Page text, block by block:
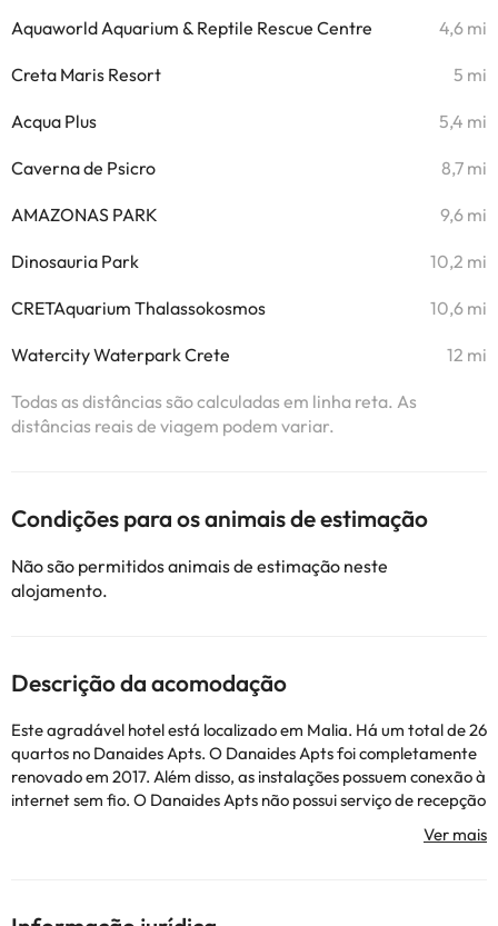
Aquaworld Aquarium & Reptile Rescue Centre 4,6 mi
Creta Maris Resort 5 mi
Acqua Plus 5,4 mi
Caverna de Psicro 8,7 mi
AMAZONAS PARK 9,6 mi
Dinosauria Park 10,2 mi
CRETAquarium Thalassokosmos 10,6 mi
Watercity Waterpark Crete 12 mi
Todas as distâncias são calculadas em linha reta. As
distâncias reais de viagem podem variar.
Condições para os animais de estimação
Não são permitidos animais de estimação neste
alojamento.
Descrição da acomodação
Este agradável hotel está localizado em Malia. Há um total de 26
quartos no Danaides Apts. O Danaides Apts foi completamente
renovado em 2017. Além disso, as instalações possuem conexão à
internet sem fio. O Danaides Apts não possui serviço de recepção
24 horas por dia. Além disso, este estabelecimento familiar
de uma estadia mais confortável. .